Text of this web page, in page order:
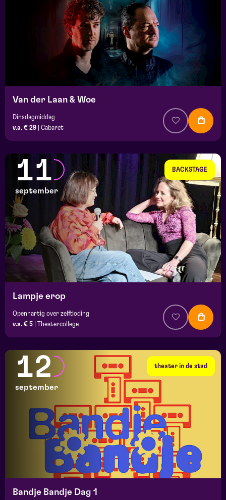
Van der Laan & Woe
Dinsdagmiddag
v.a. € 29
Cabaret
BACKSTAGE
11
september
Lampje erop
Openhartig over zelfdoding
v.a. € 5
Theatercollege
theater in de stad
12
september
Bandje Bandje Dag 1